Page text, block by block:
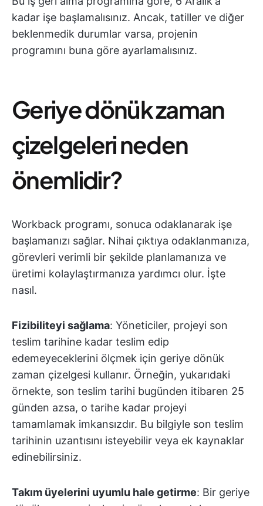
kadar işe başlamalısınız. Ancak, tatiller ve diğer
beklenmedik durumlar varsa, projenin
programını buna göre ayarlamalısınız.
Geriye dönük zaman
çizelgeleri neden
önemlidir?
Workback programı, sonuca odaklanarak işe
başlamanızı sağlar. Nihai çıktıya odaklanmanıza,
görevleri verimli bir şekilde planlamanıza ve
üretimi kolaylaştırmanıza yardımcı olur. İşte
nasıl.
Fizibiliteyi sağlama: Yöneticiler, projeyi son
teslim tarihine kadar teslim edip
edemeyeceklerini ölçmek için geriye dönük
zaman çizelgesi kullanır. Örneğin, yukarıdaki
örnekte, son teslim tarihi bugünden itibaren 25
günden azsa, o tarihe kadar projeyi
tamamlamak imkansızdır. Bu bilgiyle son teslim
tarihinin uzantısını isteyebilir veya ek kaynaklar
edinebilirsiniz.
Takım üyelerini uyumlu hale getirme: Bir geriye